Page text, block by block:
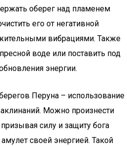
оберег над пламенем
его от негативной
вибрациями. Также
воде или поставить под
энергии.
Перуна – использование
Можно произнести
силу и защиту бога
своей энергией. Такой